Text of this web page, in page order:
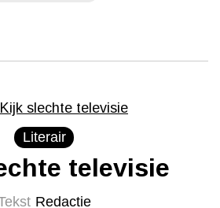
Literair
televisie
Redactie